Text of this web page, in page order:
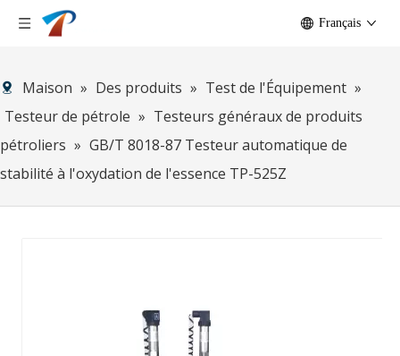
Français
Maison » Des produits » Test de l'Équipement »
Testeur de pétrole » Testeurs généraux de produits
pétroliers » GB/T 8018-87 Testeur automatique de
stabilité à l'oxydation de l'essence TP-525Z